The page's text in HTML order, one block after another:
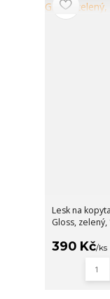
Lesk na
Gloss, zelený,
390 Kč/ks